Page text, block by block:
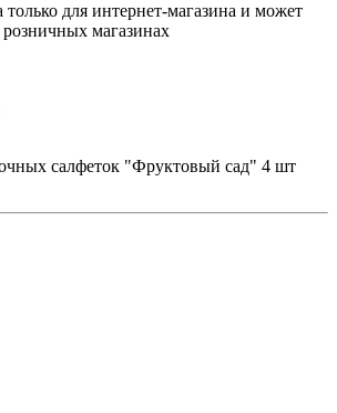
только для интернет-магазина и может
розничных магазинах
салфеток "Фруктовый сад" 4 шт